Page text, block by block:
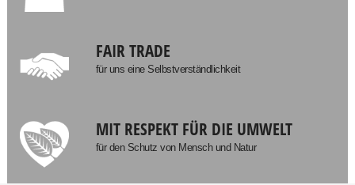
FAIR TRADE
für uns eine Selbstverständlichkeit
MIT RESPEKT FÜR DIE UMWELT
für den Schutz von Mensch und Natur